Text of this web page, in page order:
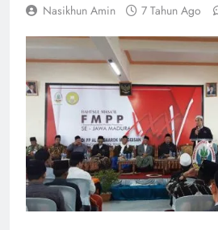
Nasikhun Amin 7 Tahun Ago